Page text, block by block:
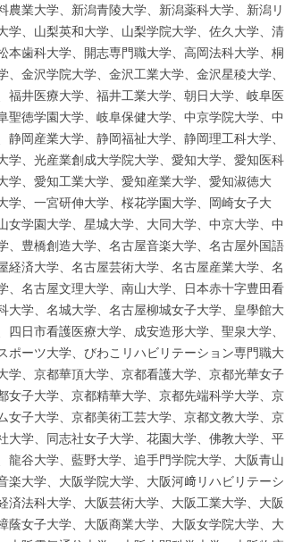
業大学、新潟青陵大学、新潟薬科大学、新潟リ
、山梨英和大学、山梨学院大学、佐久大学、清
歯科大学、開志専門職大学、高岡法科大学、桐
金沢学院大学、金沢工業大学、金沢星稜大学、
井医療大学、福井工業大学、朝日大学、岐阜医
徳学園大学、岐阜保健大学、中京学院大学、中
岡産業大学、静岡福祉大学、静岡理工科大学、
、光産業創成大学院大学、愛知大学、愛知医科
学、愛知工業大学、愛知産業大学、愛知淑徳大
、一宮研伸大学、桜花学園大学、岡崎女子大
学園大学、星城大学、大同大学、中京大学、中
豊橋創造大学、名古屋音楽大学、名古屋外国語
済大学、名古屋芸術大学、名古屋産業大学、名
名古屋文理大学、南山大学、日本赤十字豊田看
学、名城大学、名古屋柳城女子大学、皇學館大
日市看護医療大学、成安造形大学、聖泉大学、
ーツ大学、びわこリハビリテーション専門職大
、京都華頂大学、京都看護大学、京都光華女子
女子大学、京都精華大学、京都先端科学大学、京
子大学、京都美術工芸大学、京都文教大学、京
学、同志社女子大学、花園大学、佛教大学、平
谷大学、藍野大学、追手門学院大学、大阪青山
大学、大阪学院大学、大阪河﨑リハビリテーシ
済法科大学、大阪芸術大学、大阪工業大学、大阪
蔭女子大学、大阪商業大学、大阪女学院大学、大